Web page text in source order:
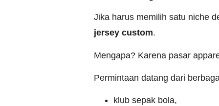
Jika harus memilih satu niche
jersey custom.
Mengapa? Karena pasar
Permintaan datang dari
klub sepak bola,